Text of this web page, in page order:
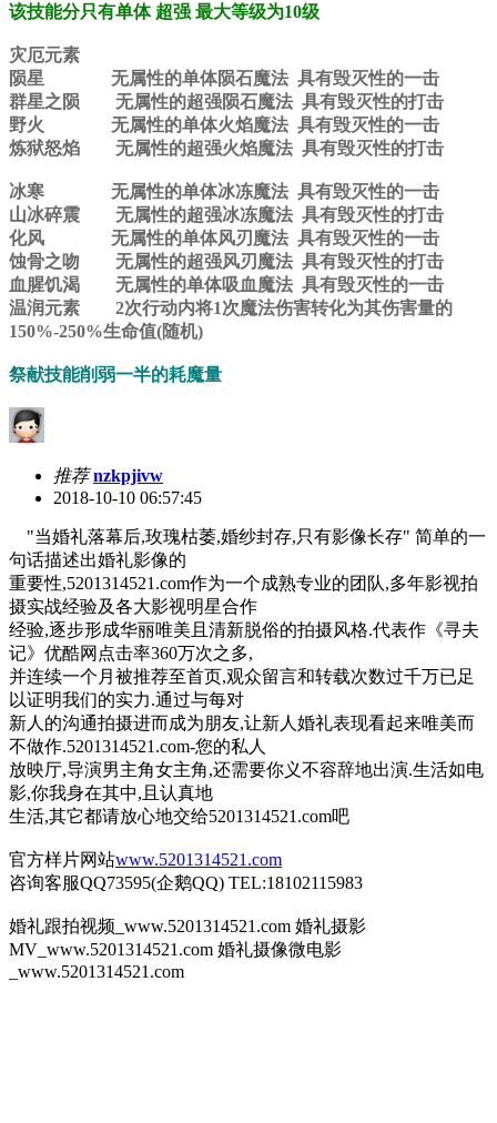
该技能分只有单体 超强 最大等级为10级
灾厄元素
陨星 无属性的单体陨石魔法 具有毁灭性的一击
群星之陨 无属性的超强陨石魔法 具有毁灭性的打击
野火 无属性的单体火焰魔法 具有毁灭性的一击
炼狱怒焰 无属性的超强火焰魔法 具有毁灭性的打击
冰寒 无属性的单体冰冻魔法 具有毁灭性的一击
山冰碎震 无属性的超强冰冻魔法 具有毁灭性的打击
化风 无属性的单体风刃魔法 具有毁灭性的一击
蚀骨之吻 无属性的超强风刃魔法 具有毁灭性的打击
血腥饥渴 无属性的单体吸血魔法 具有毁灭性的一击
温润元素 2次行动内将1次魔法伤害转化为其伤害量的
150%-250%生命值(随机)
祭献技能削弱一半的耗魔量
推荐nzkpjivw
2018-10-10 06:57:45
"当婚礼落幕后,玫瑰枯萎,婚纱封存,只有影像长存" 简单的一
句话描述出婚礼影像的
重要性,5201314521.com作为一个成熟专业的团队,多年影视拍
摄实战经验及各大影视明星合作
经验,逐步形成华丽唯美且清新脱俗的拍摄风格.代表作《寻夫
记》优酷网点击率360万次之多,
并连续一个月被推荐至首页,观众留言和转载次数过千万已足
以证明我们的实力.通过与每对
新人的沟通拍摄进而成为朋友,让新人婚礼表现看起来唯美而
不做作.5201314521.com-您的私人
放映厅,导演男主角女主角,还需要你义不容辞地出演.生活如电
影,你我身在其中,且认真地
生活,其它都请放心地交给5201314521.com吧
官方样片网站www.5201314521.com
咨询客服QQ73595(企鹅QQ) TEL:18102115983
婚礼跟拍视频_www.5201314521.com 婚礼摄影
MV_www.5201314521.com 婚礼摄像微电影
_www.5201314521.com